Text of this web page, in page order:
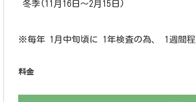
冬季(11月16日～2月15日)
※毎年 1月中旬頃に 1年検査の為、 1週間程
料金